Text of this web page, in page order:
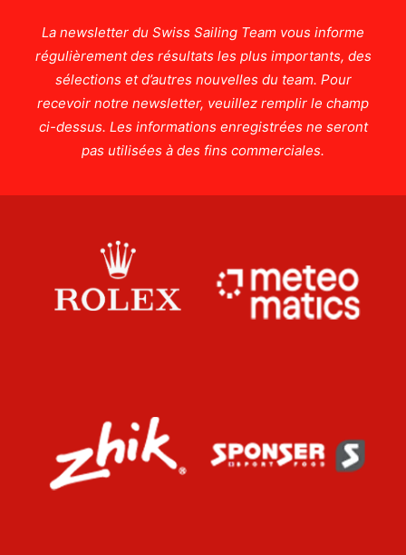
La newsletter du Swiss Sailing Team vous informe
régulièrement des résultats les plus importants, des
sélections et d’autres nouvelles du team. Pour
recevoir notre newsletter, veuillez remplir le champ
ci-dessus. Les informations enregistrées ne seront
pas utilisées à des fins commerciales.